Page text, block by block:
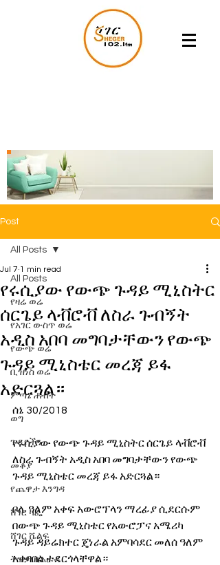
Post
All Posts
የዛሬ ወሬ
የአገር ውስጥ ወሬ
የውጭ ወሬ
ቢዝነስ ወሬ
ምጣኔ ሐብት
ወግ
ጉዳያችን
መቆያ
የጨዋታ እንግዳ
ሸገር ካፌ
ሸገር ሼልፍ
ትዝታ ዘ አራዳ
All Posts
የሩሲያው የውጭ ጉዳይ ሚኒስትር
ሰርጌይ ላቭሮቭ ለስራ ጉብኝት
አዲስ አበባ መግባታቸውን የውጭ
ጉዳይ ሚኒስቴር መረጃ ይፋ
አድርጓል።
Jul 7 1 min read
ሰኔ 30/2018
የሩሲያው የውጭ ጉዳይ ሚኒስትር ሰርጌይ ላቭሮቭ
ለስራ ጉብኝት አዲስ አበባ መግባታቸውን የውጭ
ጉዳይ ሚኒስቴር መረጃ ይፋ አድርጓል።
ቦሌ ዓለም አቀፍ አውሮፕላን ማረፊያ ሲደርሱም
በውጭ ጉዳይ ሚኒስቴር የአውሮፓና አሜሪካ
ጉዳይ ዳይሬክተር ጄነራል አምባሳደር መለሰ ዓለም
አቀባበል ተደርጎላቸዋል።